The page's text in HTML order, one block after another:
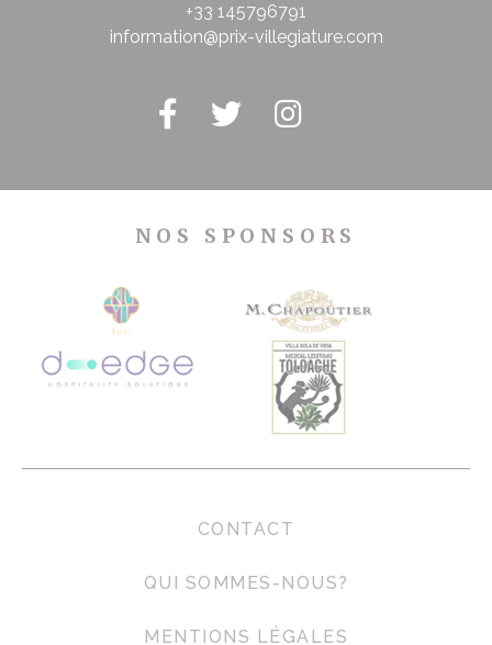
+33 145796791
information@prix-villegiature.com
NOS SPONSORS
CONTACT
QUI SOMMES-NOUS?
MENTIONS LÉGALES